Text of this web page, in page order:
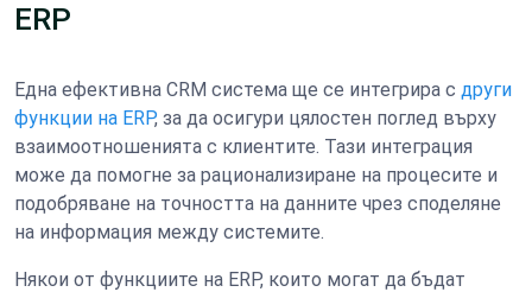
ERP
Една ефективна CRM система ще се интегрира с други
функции на ERP, за да осигури цялостен поглед върху
взаимоотношенията с клиентите. Тази интеграция
може да помогне за рационализиране на процесите и
подобряване на точността на данните чрез споделяне
на информация между системите.
Някои от функциите на ERP, които могат да бъдат